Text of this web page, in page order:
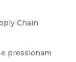
Chain
pressionam